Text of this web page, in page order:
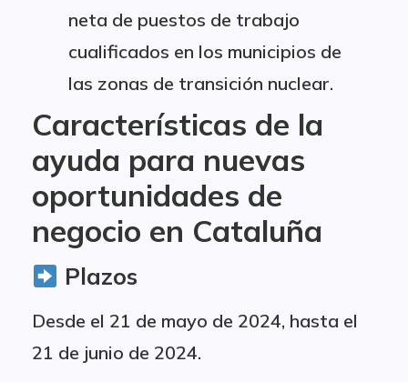
neta de puestos de trabajo
cualificados en los municipios de
las zonas de transición nuclear.
Características de la
ayuda para nuevas
oportunidades de
negocio en Cataluña
Plazos
Desde el 21 de mayo de 2024, hasta el
21 de junio de 2024.